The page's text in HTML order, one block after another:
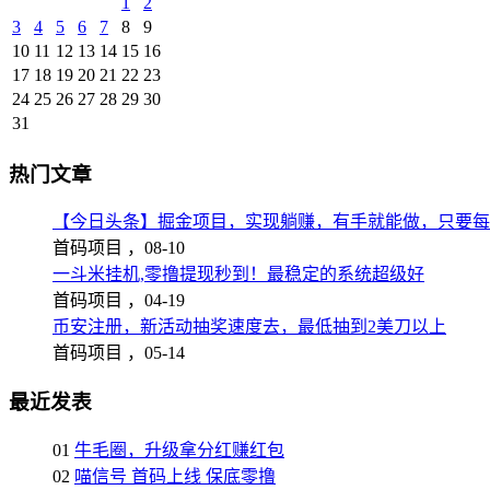
3
4 5 6 7 8
9
10 11 12 13 14 15 16
17 18 19 20 21 22 23
24 25 26 27 28 29 30
31
热门文章
【今日头条】掘金项目，实现躺赚，有手就能做，只要
首码项目 ， 08-10
一斗米挂机,零撸提现秒到！最稳定的系统超级好
首码项目 ， 04-19
币安注册，新活动抽奖速度去，最低抽到2美刀以上
首码项目 ， 05-14
最近发表
01 牛毛圈，升级拿分红赚红包
02 喵信号 首码上线 保底零撸